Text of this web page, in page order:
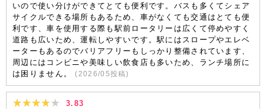
いので使い分けができてとても便利です。バスも多くてシェア
サイクルできる場所もあるため、車がなくても交通はとても便
利です、車を使用する際も駅前ロータリーは広くて停めやすく
道路も広いため、運転しやすいです。駅にはスロープやエレベ
ーターもあるのでバリアフリーもしっかり整備されています、
周辺にはコンビニや美味しい飲食店も多いため、ランチ場所に
は困りません。
(2026/05投稿)
3.83